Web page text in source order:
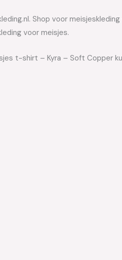
Shop voor meisjeskleding
voor meisjes.
t-shirt – Kyra – Soft Copper